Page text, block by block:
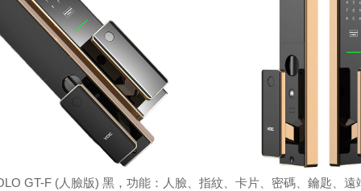
GT-F (人臉版) 黑，功能：人臉、指紋、卡片、密碼、鑰匙、遠